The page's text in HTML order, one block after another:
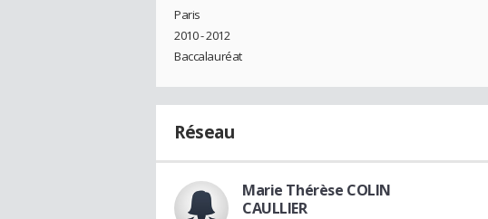
Paris
2010 - 2012
Baccalauréat
Réseau
Marie Thérèse COLIN
CAULLIER